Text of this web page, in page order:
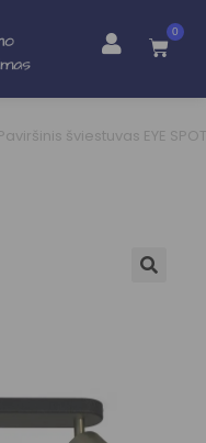
0
šviestuvas EYE